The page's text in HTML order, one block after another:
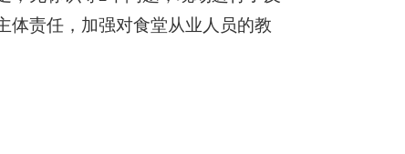
体责任，加强对食堂从业人员的教